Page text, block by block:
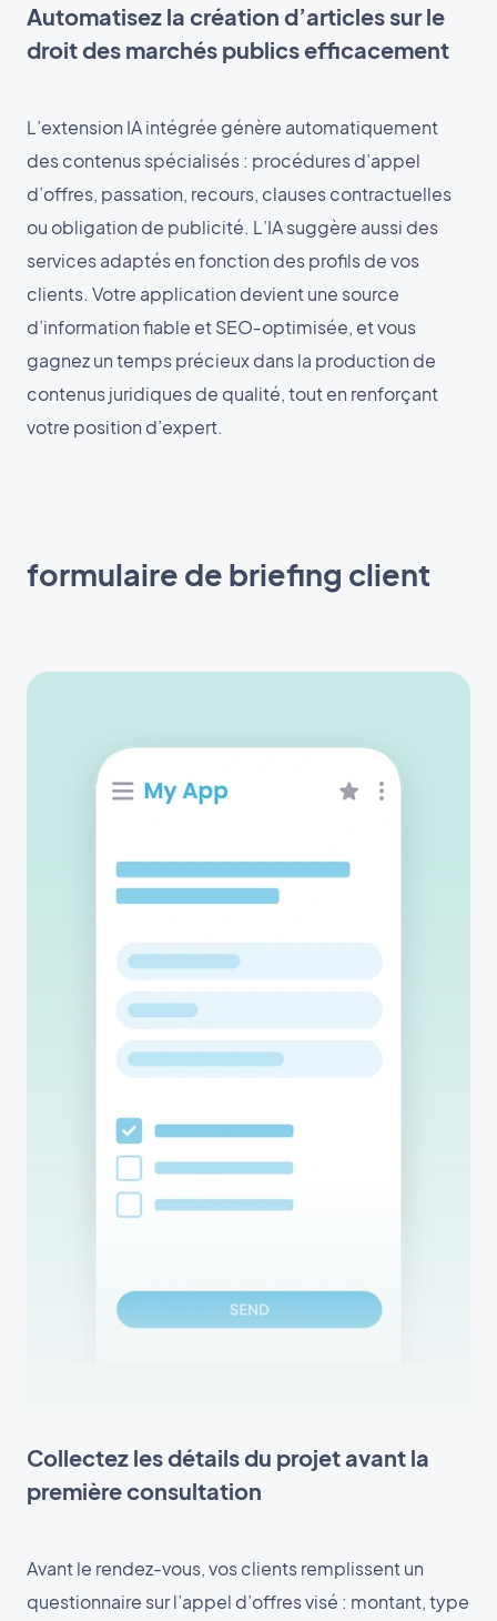
Automatisez la création d’articles sur le
droit des marchés publics efficacement
L’extension IA intégrée génère automatiquement
des contenus spécialisés : procédures d’appel
d’offres, passation, recours, clauses contractuelles
ou obligation de publicité. L’IA suggère aussi des
services adaptés en fonction des profils de vos
clients. Votre application devient une source
d’information fiable et SEO‑optimisée, et vous
gagnez un temps précieux dans la production de
contenus juridiques de qualité, tout en renforçant
votre position d’expert.
formulaire de briefing client
Collectez les détails du projet avant la
première consultation
Avant le rendez-vous, vos clients remplissent un
questionnaire sur l’appel d’offres visé : montant, type